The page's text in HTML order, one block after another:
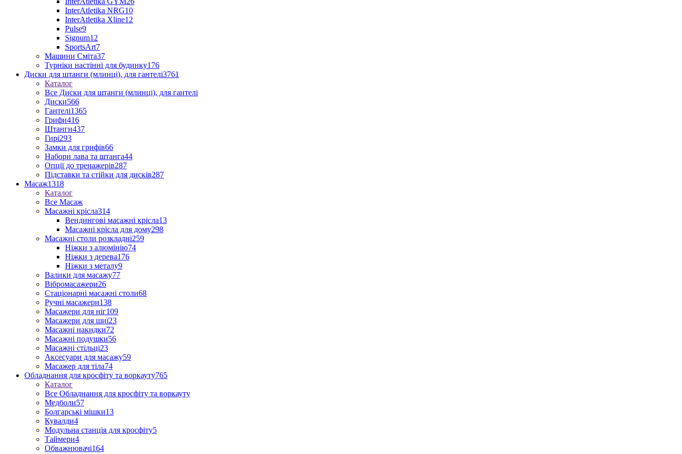
InterAtletika NRG10
InterAtletika Xline12
Pulse9
Signum12
SportsArt7
Машини Сміта37
Турніки настінні для будинку176
Диски для штанги (млинці), для гантелі3761
Каталог
Все Диски для штанги (млинці), для гантелі
Диски566
Гантелі1365
Грифи416
Штанги437
Гирі293
Замки для грифів66
Набори лава та штанга44
Опції до тренажерів287
Підставки та стійки для дисків287
Масаж1318
Каталог
Все Масаж
Масажні крісла314
Вендингові масажні крісла13
Масажні крісла для дому298
Масажні столи розкладні259
Ніжки з алюмінію74
Ніжки з дерева176
Ніжки з металу9
Валики для масажу77
Вібромасажери26
Стаціонарні масажні столи68
Ручні масажери138
Масажери для ніг109
Масажери для шиї23
Масажні накидки72
Масажні подушки56
Масажні стільці23
Аксесуари для масажу59
Масажер для тіла74
Обладнання для кросфіту та воркауту765
Каталог
Все Обладнання для кросфіту та воркауту
Медболи57
Болгарські мішки13
Кувалди4
Модульна станція для кросфіту5
Таймери4
Обважнювачі164